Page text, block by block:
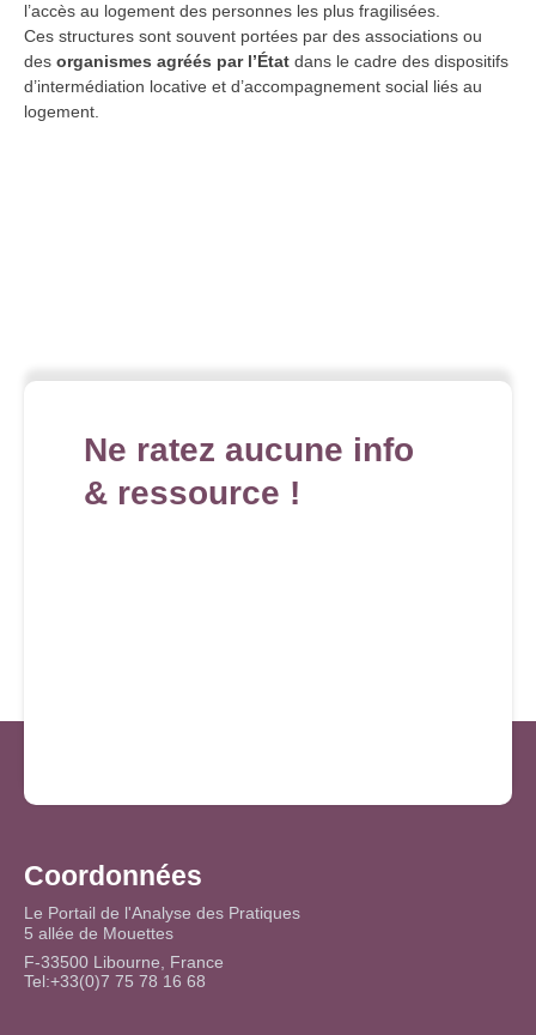
l’accès au logement des personnes les plus fragilisées.
Ces structures sont souvent portées par des associations ou
des organismes agréés par l’État dans le cadre des dispositifs
d’intermédiation locative et d’accompagnement social liés au
logement.
Ne ratez aucune info
& ressource !
Coordonnées
Le Portail de l'Analyse des Pratiques
5 allée de Mouettes
F-33500 Libourne, France
Tel:+33(0)7 75 78 16 68